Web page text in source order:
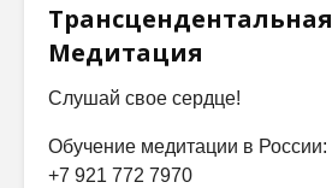
Трансцендентальная
Медитация
Слушай свое сердце!
Обучение медитации в России:
+7 921 772 7970